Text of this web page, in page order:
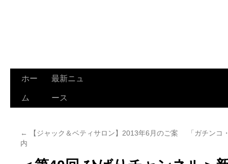
ホー
ム
最新ニュ
ース
←
【ジャック＆ベティサロン】2013年6月のご案
内
「ガチン